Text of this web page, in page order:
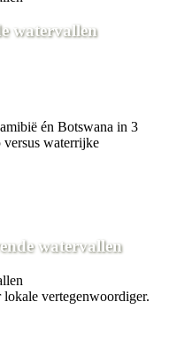
watervallen
én Botswana in 3
versus waterrijke
watervallen
lokale vertegenwoordiger.